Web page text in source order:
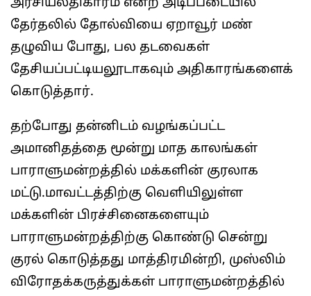
தேர்தலில் தோல்வியை ஏறாவூர் மண்
தழுவிய போது, பல தடவைகள்
தேசியப்பட்டியலூடாகவும் அதிகாரங்களைக்
கொடுத்தார்.
தற்போது தன்னிடம் வழங்கப்பட்ட
அமானிதத்தை மூன்று மாத காலங்கள்
பாராளுமன்றத்தில் மக்களின் குரலாக
மட்டு.மாவட்டத்திற்கு வெளியிலுள்ள
மக்களின் பிரச்சினைகளையும்
பாராளுமன்றத்திற்கு கொண்டு சென்று
குரல் கொடுத்தது மாத்திரமின்றி, முஸ்லிம்
விரோதக்கருத்துக்கள் பாராளுமன்றத்தில்